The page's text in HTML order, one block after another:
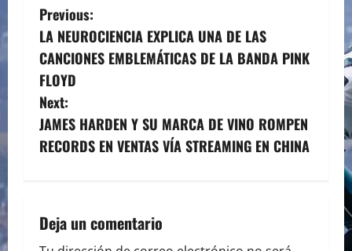
P
o
s
t
n
v
Previous:
LA NEUROCIENCIA EXPLICA UNA DE LAS
CANCIONES EMBLEMÁTICAS DE LA BANDA PINK
FLOYD
Next:
JAMES HARDEN Y SU MARCA DE VINO ROMPEN
RECORDS EN VENTAS VÍA STREAMING EN CHINA
Deja un comentario